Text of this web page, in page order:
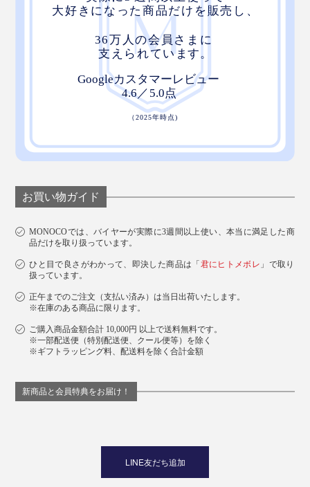
お買い物ガイド
MONOCOでは、バイヤーが実際に3週間以上使い、本当に満足した商
品だけを取り扱っています。
ひと目で良さがわかって、即決した商品は「 君にヒトメボレ 」で取り
扱っています。
正午までのご注文（支払い済み）は当日出荷いたします。
※在庫のある商品に限ります。
ご購入商品金額合計 10,000円 以上で送料無料です。
※一部配送便（特別配送便、クール便等）を除く
※ギフトラッピング料、配送料を除く合計金額
新商品と会員特典をお届け！
LINE友だち追加